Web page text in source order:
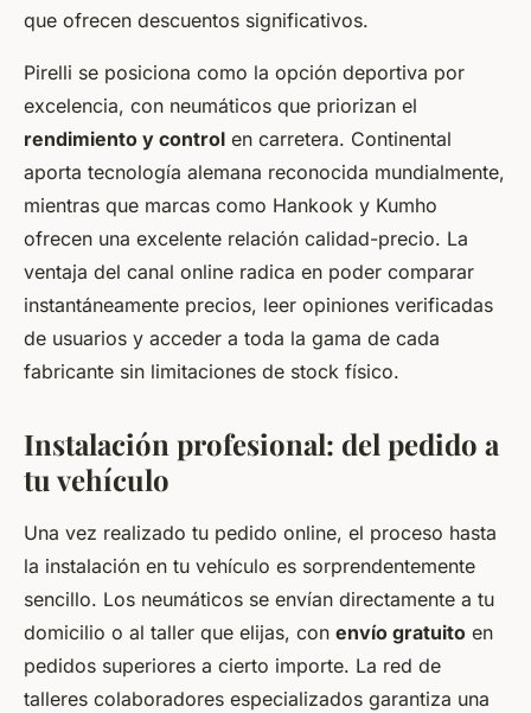
que ofrecen descuentos significativos.
Pirelli se posiciona como la opción deportiva por
excelencia, con neumáticos que priorizan el
rendimiento y control en carretera. Continental
aporta tecnología alemana reconocida mundialmente,
mientras que marcas como Hankook y Kumho
ofrecen una excelente relación calidad-precio. La
ventaja del canal online radica en poder comparar
instantáneamente precios, leer opiniones verificadas
de usuarios y acceder a toda la gama de cada
fabricante sin limitaciones de stock físico.
Instalación profesional: del pedido a
tu vehículo
Una vez realizado tu pedido online, el proceso hasta
la instalación en tu vehículo es sorprendentemente
sencillo. Los neumáticos se envían directamente a tu
domicilio o al taller que elijas, con envío gratuito en
pedidos superiores a cierto importe. La red de
talleres colaboradores especializados garantiza una